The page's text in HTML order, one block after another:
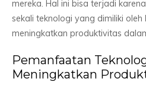
mereka. Hal ini bisa terjadi
sekali teknologi yang dimiliki
meningkatkan produktivitas
Pemanfaatan
Meningkatkan